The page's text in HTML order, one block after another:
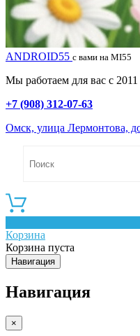
ANDROID55 с вами на MI55
Мы работаем для вас с 2011
+7 (908) 312-07-63
Омск, улица Лермонтова,
Корзина
Корзина пуста
Навигация
Навигация
×